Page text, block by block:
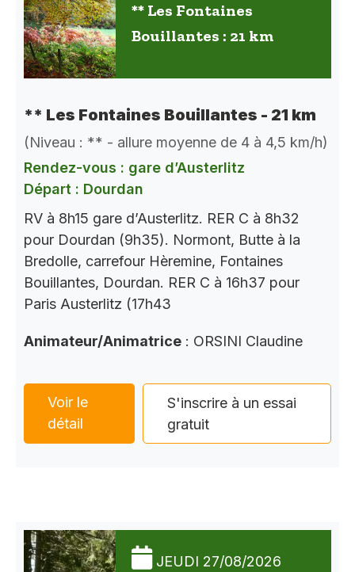
** Les Fontaines
Bouillantes : 21 km
** Les Fontaines Bouillantes - 21 km
(Niveau : ** - allure moyenne de 4 à 4,5 km/h)
Rendez-vous : gare d’Austerlitz
Départ : Dourdan
RV à 8h15 gare d’Austerlitz. RER C à 8h32
pour Dourdan (9h35). Normont, Butte à la
Bredolle, carrefour Hèremine, Fontaines
Bouillantes, Dourdan. RER C à 16h37 pour
Paris Austerlitz (17h43
Animateur/Animatrice : ORSINI Claudine
Voir le
détail
S'inscrire à un essai
gratuit
JEUDI 27/08/2026